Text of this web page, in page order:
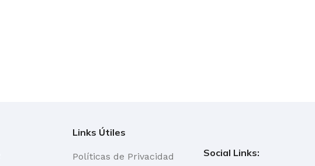
Links Útiles
Políticas de Privacidad Social Links: